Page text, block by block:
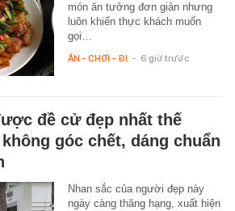
món ăn tưởng đơn giản nhưng
luôn khiến thực khách muốn
gọi…
ĂN - CHƠI - ĐI - 6 giờ trước
đề cử đẹp nhất thế
góc chết, dáng chuẩn
Nhan sắc của người đẹp này
ngày càng thăng hạng, xuất hiện